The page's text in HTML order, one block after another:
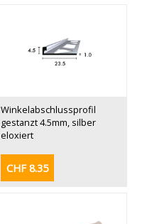
Winkelabschlussprofil
gestanzt 4.5mm, silber
eloxiert
CHF 8.35